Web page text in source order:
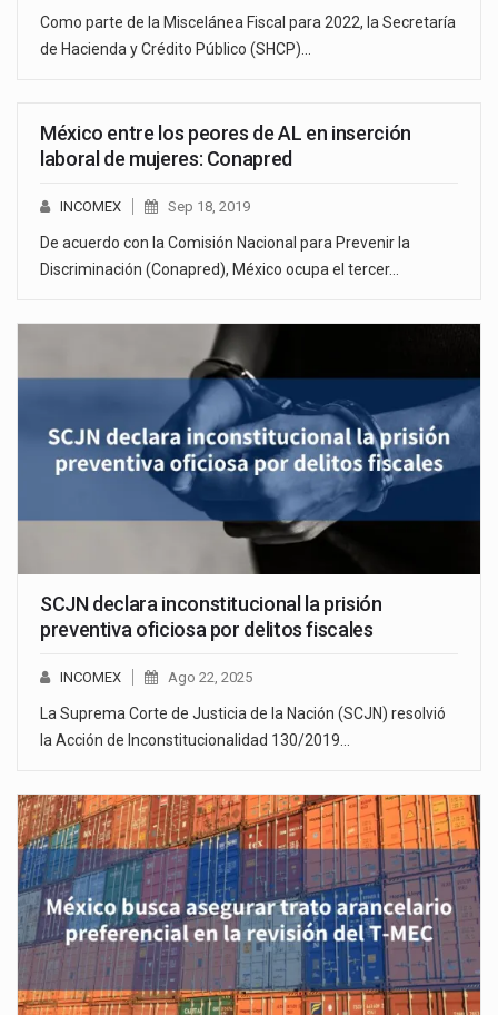
Como parte de la Miscelánea Fiscal para 2022, la Secretaría
de Hacienda y Crédito Público (SHCP)…
México entre los peores de AL en inserción
laboral de mujeres: Conapred
INCOMEX Sep 18, 2019
De acuerdo con la Comisión Nacional para Prevenir la
Discriminación (Conapred), México ocupa el tercer…
SCJN declara inconstitucional la prisión
preventiva oficiosa por delitos fiscales
INCOMEX Ago 22, 2025
La Suprema Corte de Justicia de la Nación (SCJN) resolvió
la Acción de Inconstitucionalidad 130/2019…